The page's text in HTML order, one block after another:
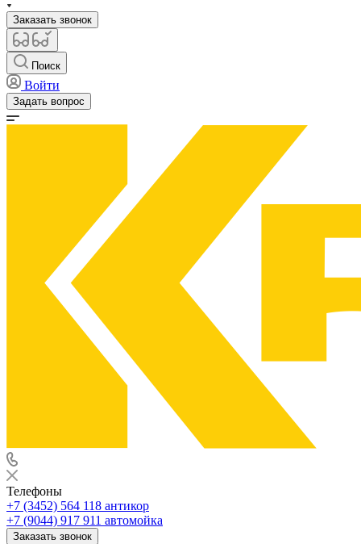
Заказать звонок
Поиск
Войти
Задать вопрос
Телефоны
+7 (3452) 564 118 антикор
+7 (9044) 917 911 автомойка
Заказать звонок